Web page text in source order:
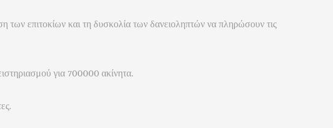
επιτοκίων και τη δυσκολία των δανειοληπτών να πληρώσουν τις
για 700000 ακίνητα.